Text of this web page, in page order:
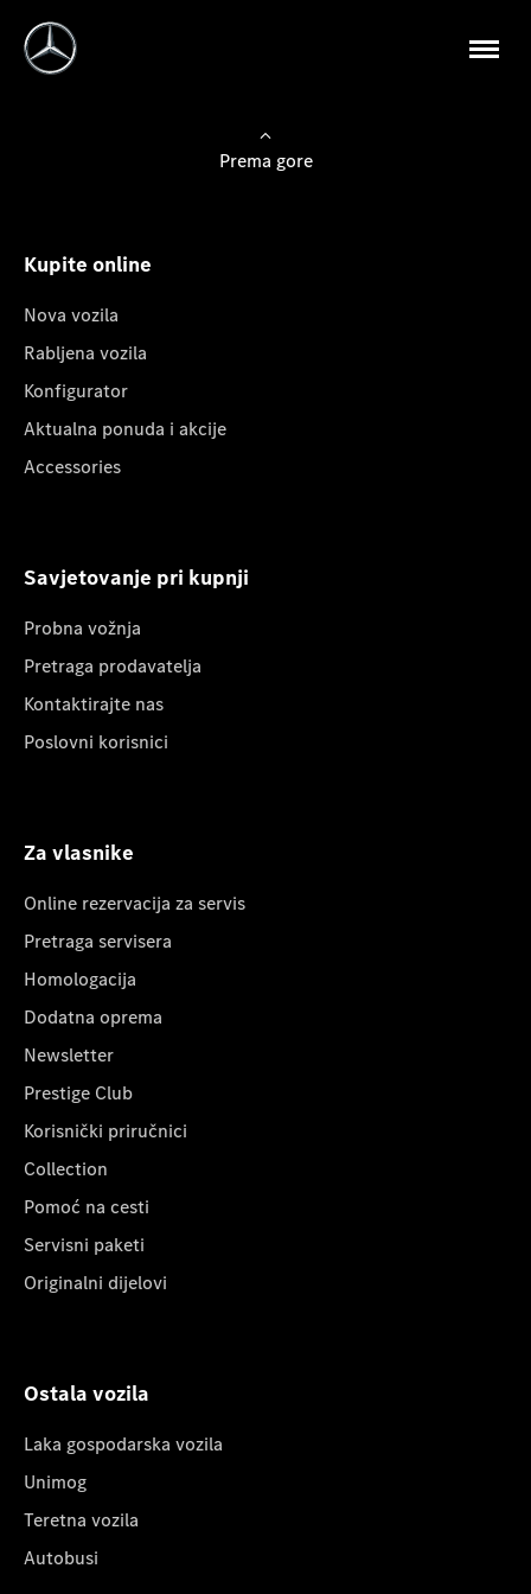
Prema gore
Kupite online
Nova vozila
Rabljena vozila
Konfigurator
Aktualna ponuda i akcije
Accessories
Savjetovanje pri kupnji
Probna vožnja
Pretraga prodavatelja
Kontaktirajte nas
Poslovni korisnici
Za vlasnike
Online rezervacija za servis
Pretraga servisera
Homologacija
Dodatna oprema
Newsletter
Prestige Club
Korisnički priručnici
Collection
Pomoć na cesti
Servisni paketi
Originalni dijelovi
Ostala vozila
Laka gospodarska vozila
Unimog
Teretna vozila
Autobusi